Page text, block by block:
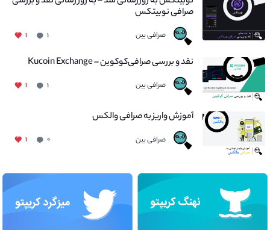
صرافی نوبیتکس
صرافی بین ۱ ۱
نقد و بررسی صرافی‌کوکوین – Kucoin Exchange
صرافی بین ۱ ۱
آموزش واریز به صرافی والکس
صرافی بین ۰ ۱